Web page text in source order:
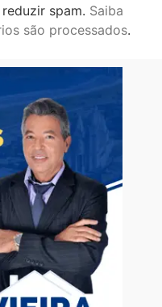
spam. Saiba
são processados.